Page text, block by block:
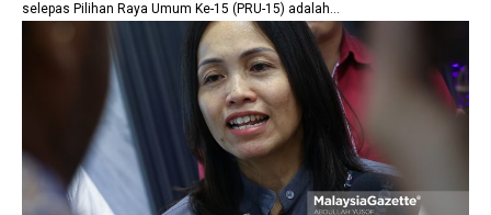
selepas Pilihan Raya Umum Ke-15 (PRU-15) adalah...